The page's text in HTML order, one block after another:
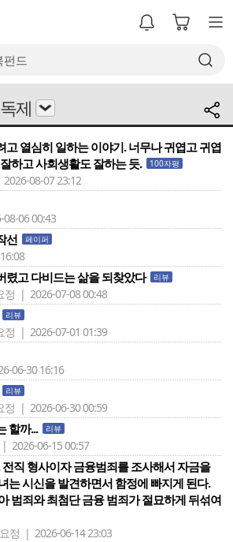
제
고 열심히 일하는 이야기. 너무나 귀엽고 귀엽
하고 사회생활도 잘하는 듯.
100자평
08-07 23:12
06 00:43
선 페이퍼
렸고 다비드는 삶을 되찾았다 리뷰
정 | 2026-07-08 00:48
리뷰
정 | 2026-07-01 01:39
06-30 16:16
리뷰
정 | 2026-06-30 00:59
할까... 리뷰
2026-06-15 00:57
직 형사이자 금융범죄를 조사해서 자금을
는 시신을 발견하면서 함정에 빠지게 된다.
범죄와 최첨단 금융 범죄가 절묘하게 뒤섞여
정 | 2026-06-14 23:03